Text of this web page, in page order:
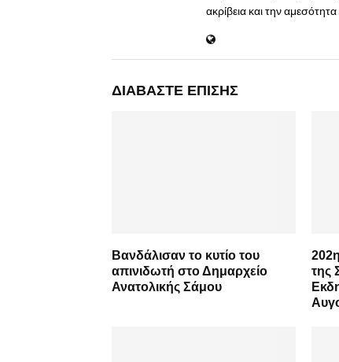
ακρίβεια και την
ΔΙΑΒΆΣΤΕ ΕΠΊΣΗΣ
Βανδάλισαν το κυτίο του
απινιδωτή στο Δημαρχείο
Ανατολικής Σάμου
της